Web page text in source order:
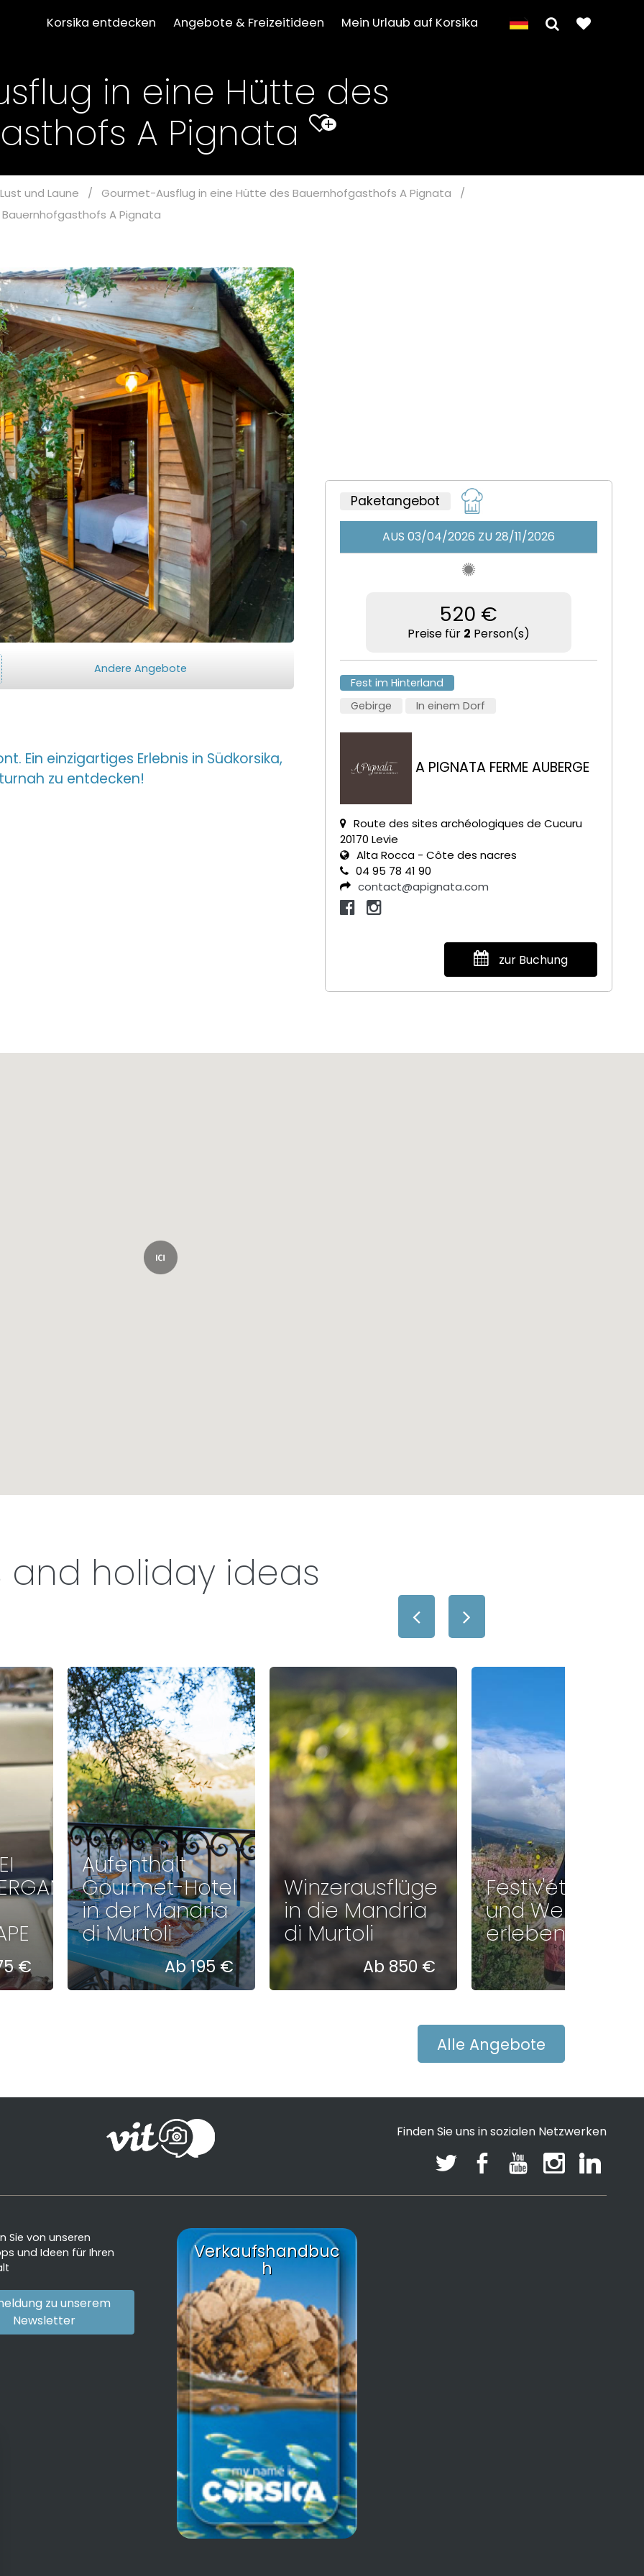
Korsika entdecken Angebote & Freizeitideen Mein Urlaub auf Korsika
in eine Hütte des
A Pignata
+
und Laune / Gourmet-Ausflug in eine Hütte des Bauernhofgasthofs A Pignata
/
A Pignata
Paketangebot
AUS 03/04/2026 ZU 28/11/2026
520 €
Preise für 2 Person(s)
Fest im Hinterland
Gebirge
In einem Dorf
A PIGNATA FERME AUBERGE
Route des sites archéologiques de Cucuru
20170 Levie
Alta Rocca - Côte des nacres
04 95 78 41 90
contact@apignata.com
zur Buchung
Andere Angebote
Ein einzigartiges Erlebnis in Südkorsika,
zu entdecken!
holiday ideas
€
Aufenthalt
Gourmet-Hotel
in der Mandria
di Murtoli
Ab 195 €
Winzerausflüge
in die Mandria
di Murtoli
Ab 850 €
Festiv'été: Wein
und Wein
erleben
Alle Angebote
Finden Sie uns in sozialen Netzwerken
Sie von unseren
und Ideen für Ihren
zu unserem
Newsletter
Verkaufshandbuc
h